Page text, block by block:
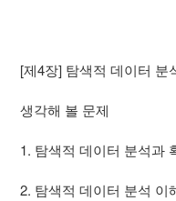
[제4장] 탐색적 데이터 분
생각해 볼 문제
1. 탐색적 데이터 분석과
2. 탐색적 데이터 분석 이